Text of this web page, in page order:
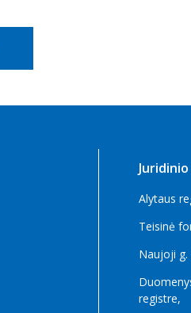
Alytaus
Teisinė
Naujoji g.
registre,